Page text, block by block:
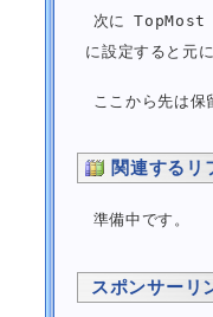
のフォームより手前に表示する
最背面に表示する
しているすべてのフォームを
キーが押されると動作
キーが押された時にフ
ントロールを名前で探して取
次に TopMost
に設定すると元
ここから先は
関連するリ
準備中です。
スポンサーリ